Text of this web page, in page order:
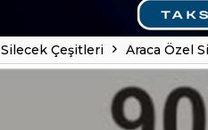
Silecek Çeşitleri Araca Özel